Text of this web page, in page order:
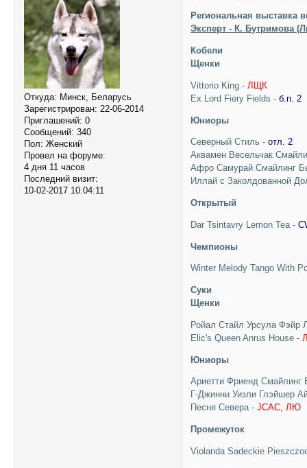
Откуда: Минск, Беларусь
Зарегистрирован: 22-06-2014
Приглашений: 0
Сообщений: 340
Пол: Женский
Провел на форуме:
4 дня 11 часов
Последний визит:
10-02-2017 10:04:11
Региональная выставка
Эксперт - К. Бутримова
Кобели
Щенки
Vittorio King - ЛЩК
Ex Lord Fiery Fields -б.п. 2
Юниоры
Северный Стиль -отл. 2
Аквамен Весельчак
Афро Самурай Смайлинг
Иллай с Заколдованной
Открытый
Dar Tsintavry Lemon Tea -
Чемпионы
Winter Melody Tango With
Суки
Щенки
Ройал Стайл Урсула Фэйр
Elic's Queen Anrus House -
Юниоры
Ариетти Фриенд
Г-Джинни Уизли Глэйшер
Песня Севера -JCAC, ЛЮ
Промежуток
Violanda Sadeckie